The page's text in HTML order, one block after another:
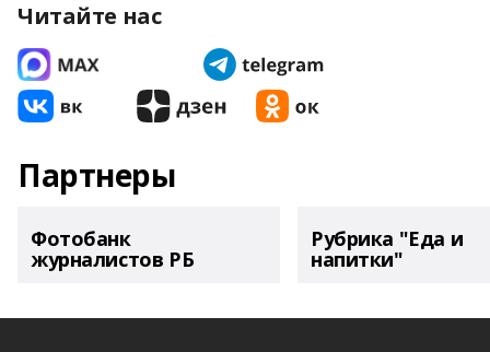
Читайте нас
Партнеры
Фотобанк
журналистов РБ
Рубрика "Еда и
напитки"